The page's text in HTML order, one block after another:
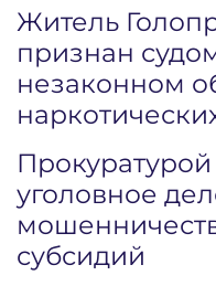
Житель
признан
незаконном
уголовное
субсидий